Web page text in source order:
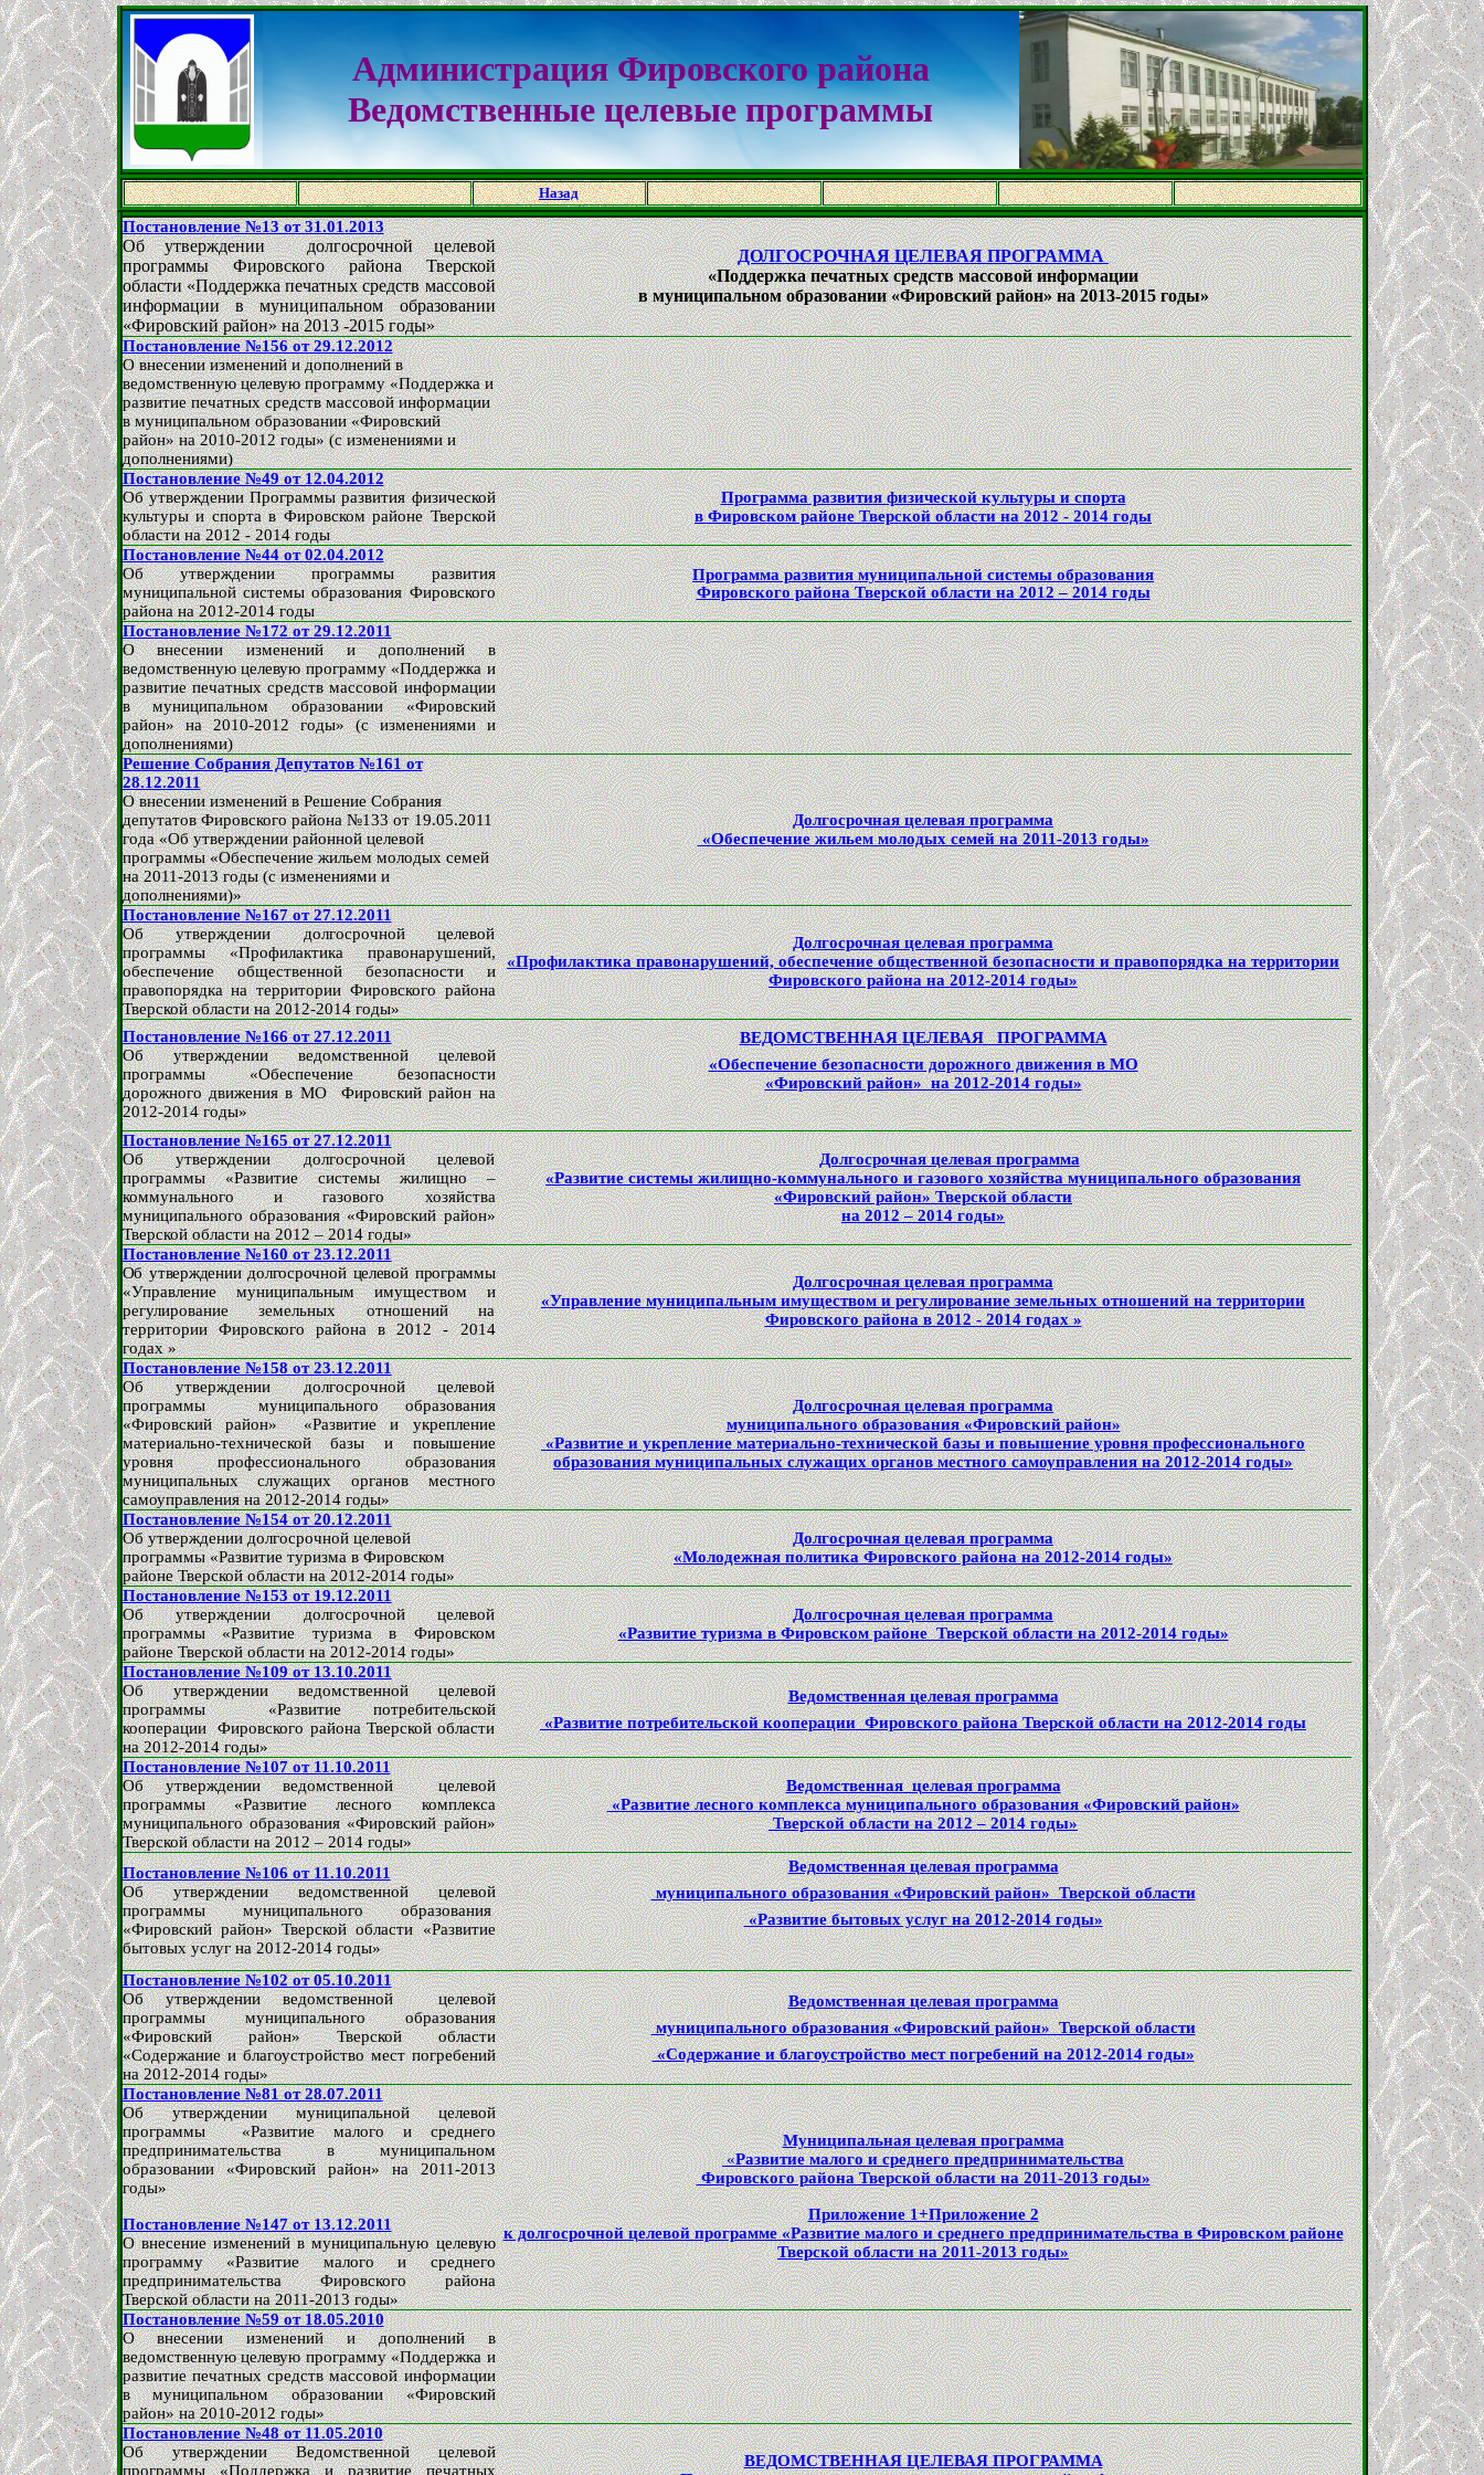
Администрация Фировского района
Ведомственные целевые программы
Назад
Постановление №13 от 31.01.2013
Об утверждении долгосрочной целевой
программы Фировского района Тверской
области «Поддержка печатных средств массовой
информации в муниципальном образовании
«Фировский район» на 2013 -2015 годы»
ДОЛГОСРОЧНАЯ ЦЕЛЕВАЯ ПРОГРАММА
«Поддержка печатных средств массовой информации
в муниципальном образовании «Фировский район» на 2013-2015 годы»
Постановление №156 от 29.12.2012
О внесении изменений и дополнений в
ведомственную целевую программу «Поддержка и
развитие печатных средств массовой информации
в муниципальном образовании «Фировский
район» на 2010-2012 годы» (с изменениями и
дополнениями)
Постановление №49 от 12.04.2012
Об утверждении Программы развития физической
культуры и спорта в Фировском районе Тверской
области на 2012 - 2014 годы
Программа развития физической культуры и спорта
в Фировском районе Тверской области на 2012 - 2014 годы
Постановление №44 от 02.04.2012
Об утверждении программы развития
муниципальной системы образования Фировского
района на 2012-2014 годы
Программа развития муниципальной системы образования
Фировского района Тверской области на 2012 – 2014 годы
Постановление №172 от 29.12.2011
О внесении изменений и дополнений в
ведомственную целевую программу «Поддержка и
развитие печатных средств массовой информации
в муниципальном образовании «Фировский
район» на 2010-2012 годы» (с изменениями и
дополнениями)
Решение Собрания Депутатов №161 от
28.12.2011
О внесении изменений в Решение Собрания
депутатов Фировского района №133 от 19.05.2011
года «Об утверждении районной целевой
программы «Обеспечение жильем молодых семей
на 2011-2013 годы (с изменениями и
дополнениями)»
Долгосрочная целевая программа
«Обеспечение жильем молодых семей на 2011-2013 годы»
Постановление №167 от 27.12.2011
Об утверждении долгосрочной целевой
программы«Профилактика правонарушений,
обеспечение общественной безопасности и
правопорядка на территории Фировского района
Тверской области на 2012-2014 годы»
Долгосрочная целевая программа
«Профилактика правонарушений, обеспечение общественной безопасности и правопорядка на территории
Фировского района на 2012-2014 годы»
Постановление №166 от 27.12.2011
Об утверждении ведомственной целевой
программы «Обеспечение безопасности
дорожного движения в МО Фировский район на
2012-2014 годы»
ВЕДОМСТВЕННАЯЦЕЛЕВАЯ ПРОГРАММА
«Обеспечение безопасности дорожного движения в МО
«Фировский район» на 2012-2014 годы»
Постановление №165 от 27.12.2011
Об утверждении долгосрочной целевой
программы «Развитие системы жилищно –
коммунального и газового хозяйства
муниципального образования «Фировский район»
Тверской области на 2012 – 2014 годы»
Долгосрочная целевая программа
«Развитие системы жилищно-коммунального и газового хозяйствамуниципального образования
«Фировский район» Тверской области
на 2012 – 2014 годы»
Постановление №160 от 23.12.2011
Об утверждении долгосрочной целевой программы
«Управление муниципальным имуществом и
регулирование земельных отношений на
территории Фировского района в 2012 - 2014
годах »
Долгосрочная целевая программа
«Управление муниципальным имуществом и регулирование земельных отношений на территории
Фировского района в 2012 - 2014 годах »
Постановление №158 от 23.12.2011
Об утверждении долгосрочной целевой
программы муниципального образования
«Фировский район» «Развитие и укрепление
материально-технической базы и повышение
уровня профессионального образования
муниципальных служащих органов местного
самоуправления на 2012-2014 годы»
Долгосрочная целевая программа
муниципального образования «Фировский район»
«Развитие и укрепление материально-технической базы и повышение уровня профессионального
образования муниципальных служащих органов местного самоуправления на 2012-2014 годы»
Постановление №154 от 20.12.2011
Об утверждении долгосрочной целевой
программы «Развитие туризма в Фировском
районе Тверской области на2012-2014 годы»
Долгосрочная целевая программа
«Молодежная политика Фировского района на 2012-2014 годы»
Постановление №153 от 19.12.2011
Об утверждении долгосрочной целевой
программы «Развитие туризма в Фировском
районе Тверской области на2012-2014 годы»
Долгосрочная целевая программа
«Развитие туризма в Фировском районе Тверской области на 2012-2014 годы»
Постановление №109 от 13.10.2011
Об утверждении ведомственной целевой
программы «Развитие потребительской
кооперации Фировского района Тверской области
на 2012-2014 годы»
Ведомственная целевая программа
«Развитие потребительской кооперацииФировского района Тверской области на 2012-2014 годы
Постановление №107 от 11.10.2011
Об утверждении ведомственной целевой
программы «Развитие лесного комплекса
муниципального образования «Фировский район»
Тверской области на 2012 – 2014 годы»
Ведомственная целевая программа
«Развитие лесного комплекса муниципального образования «Фировский район»
Тверской областина 2012 – 2014 годы»
Постановление №106 от 11.10.2011
Об утверждении ведомственной целевой
программы муниципального образования
«Фировский район» Тверской области «Развитие
бытовых услуг на 2012-2014 годы»
Ведомственная целевая программа
муниципального образования «Фировский район» Тверской области
«Развитие бытовых услуг на 2012-2014 годы»
Постановление №102 от 05.10.2011
Об утверждении ведомственной целевой
программы муниципального образования
«Фировский район» Тверской области
«Содержание и благоустройство мест погребений
на 2012-2014 годы»
Ведомственная целевая программа
муниципального образования «Фировский район» Тверской области
«Содержание и благоустройство мест погребений на 2012-2014 годы»
Постановление №81 от 28.07.2011
Об утверждении муниципальной целевой
программы «Развитие малого и среднего
предпринимательства в муниципальном
образовании «Фировский район» на 2011-2013
годы»
Постановление №147 от 13.12.2011
О внесение изменений в муниципальную целевую
программу «Развитие малого и среднего
предпринимательства Фировского района
Тверской области на 2011-2013 годы»
Муниципальная целевая программа
«Развитие малого и среднего предпринимательства
Фировского района Тверской областина 2011-2013 годы»
Приложение 1+Приложение 2
к долгосрочной целевой программе «Развитие малого и среднего предпринимательства в Фировском районе
Тверской области на 2011-2013 годы»
Постановление №59 от 18.05.2010
О внесении изменений и дополнений в
ведомственную целевую программу «Поддержка и
развитие печатных средств массовой информации
в муниципальном образовании «Фировский
район» на 2010-2012 годы»
Постановление №48 от 11.05.2010
Об утверждении Ведомственной целевой
программы «Поддержка и развитие печатных
ВЕДОМСТВЕННАЯ ЦЕЛЕВАЯ ПРОГРАММА